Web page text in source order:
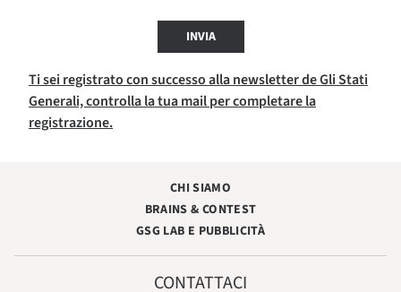
INVIA
Ti sei registrato con successo alla newsletter de Gli Stati
Generali, controlla la tua mail per completare la
registrazione.
CHI SIAMO
BRAINS & CONTEST
GSG LAB E PUBBLICITÀ
CONTATTACI